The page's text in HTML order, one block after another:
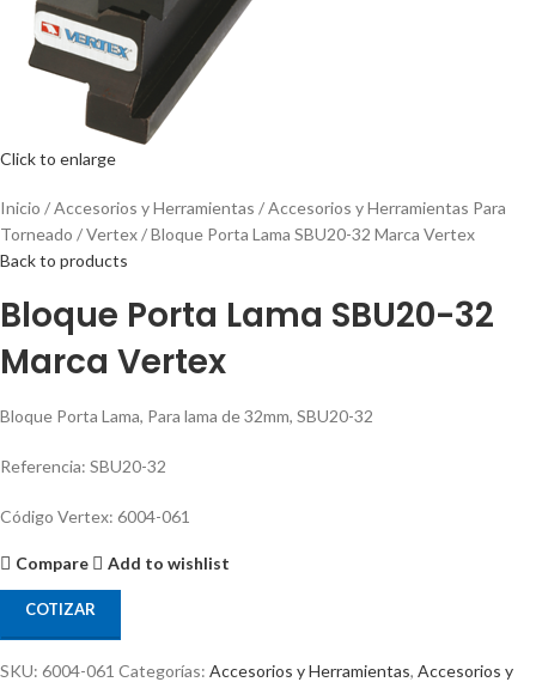
Click to enlarge
Inicio Accesorios y Herramientas
Accesorios y Herramientas Para
Torneado
Vertex
Bloque Porta Lama SBU20-32 Marca Vertex
Back to products
Bloque Porta Lama SBU20-32
Marca Vertex
Bloque Porta Lama, Para lama de 32mm, SBU20-32
Referencia: SBU20-32
Código Vertex: 6004-061
Compare Add to wishlist
COTIZAR
SKU: 6004-061 Categorías: Accesorios y Herramientas, Accesorios y